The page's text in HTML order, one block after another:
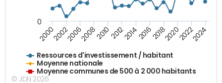
Ressources d'investissement / habitant
Moyenne nationale
Moyenne communes de 500 à 2 000 habitants
200020022006200820102012201420162018202020222024
0
© JDN 2026